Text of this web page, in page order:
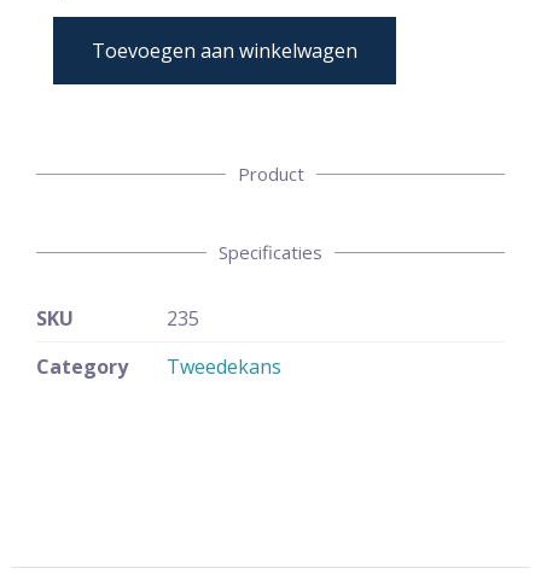
Toevoegen aan winkelwagen
Product
Specificaties
SKU
235
Category
Tweedekans